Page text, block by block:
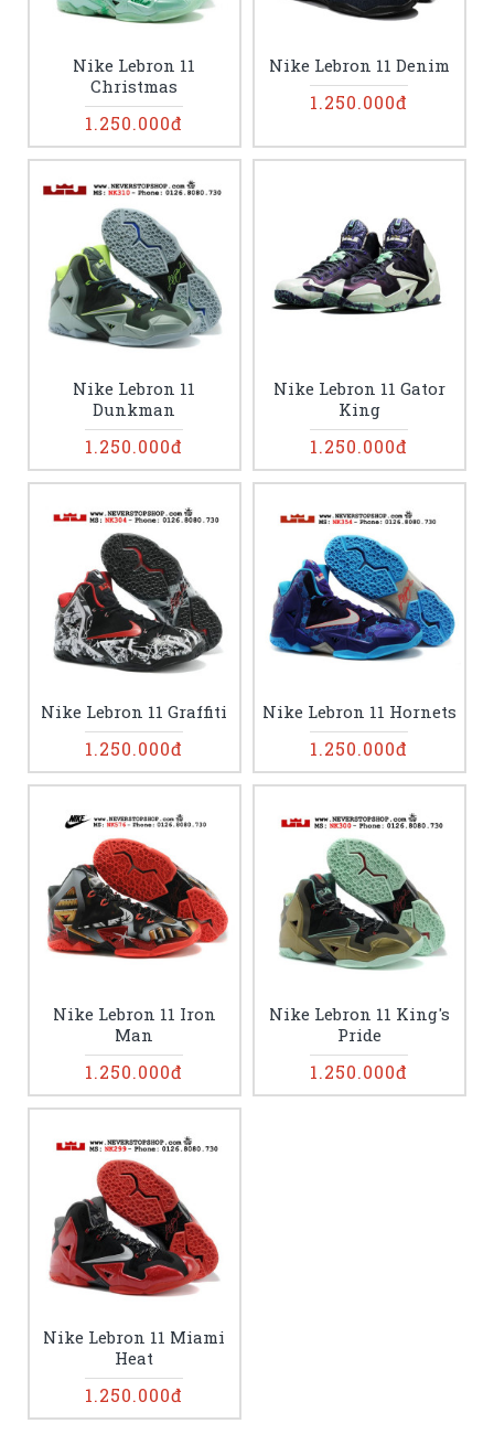
Nike Lebron 11
Christmas
1.250.000đ
Nike Lebron 11 Denim
1.250.000đ
Nike Lebron 11
Dunkman
1.250.000đ
Nike Lebron 11 Gator
King
1.250.000đ
Nike Lebron 11 Graffiti
1.250.000đ
Nike Lebron 11 Hornets
1.250.000đ
Nike Lebron 11 Iron
Man
1.250.000đ
Nike Lebron 11 King's
Pride
1.250.000đ
Nike Lebron 11 Miami
Heat
1.250.000đ